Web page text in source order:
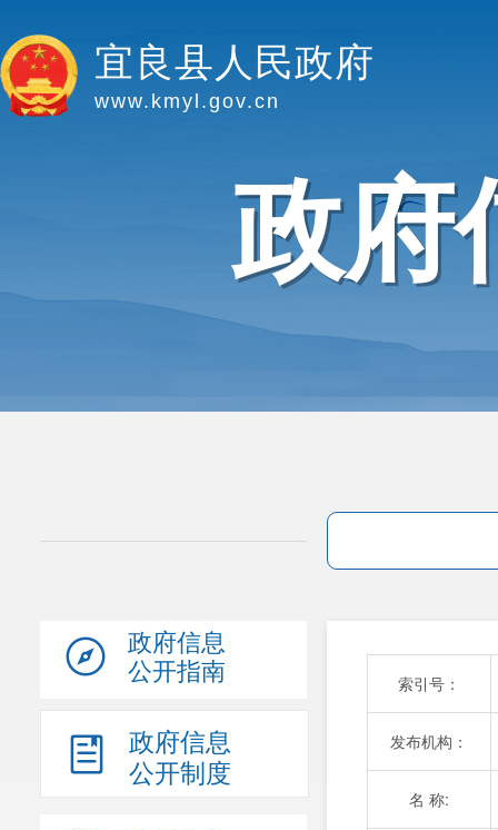
宜良县人民政府
www.kmyl.gov.cn
政府
政府信息
公开指南
政府信息
公开制度
索引号：
发布机构：
名 称: